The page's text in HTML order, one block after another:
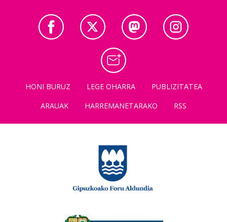
HONI BURUZ LEGE OHARRA
PUBLIZITATEA
ARAUAK
HARREMANETARAKO RSS